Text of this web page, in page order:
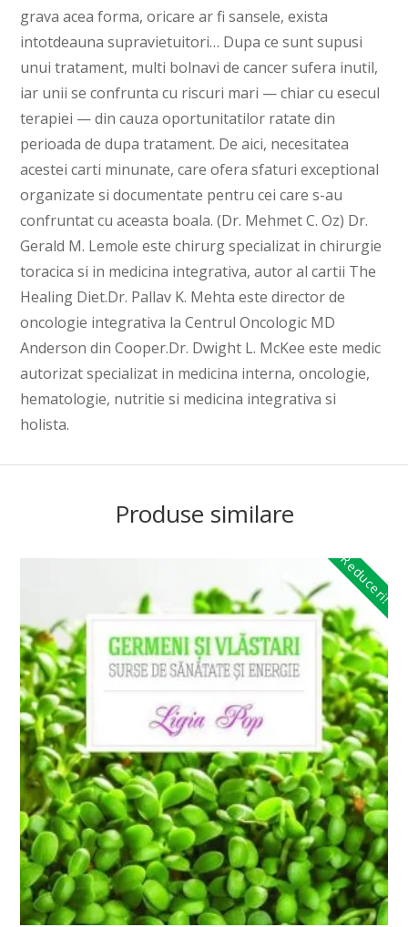
grava acea forma, oricare ar fi sansele, exista
intotdeauna supravietuitori… Dupa ce sunt supusi
unui tratament, multi bolnavi de cancer sufera inutil,
iar unii se confrunta cu riscuri mari — chiar cu esecul
terapiei — din cauza oportunitatilor ratate din
perioada de dupa tratament. De aici, necesitatea
acestei carti minunate, care ofera sfaturi exceptional
organizate si documentate pentru cei care s-au
confruntat cu aceasta boala. (Dr. Mehmet C. Oz) Dr.
Gerald M. Lemole este chirurg specializat in chirurgie
toracica si in medicina integrativa, autor al cartii The
Healing Diet.Dr. Pallav K. Mehta este director de
oncologie integrativa la Centrul Oncologic MD
Anderson din Cooper.Dr. Dwight L. McKee este medic
autorizat specializat in medicina interna, oncologie,
hematologie, nutritie si medicina integrativa si
holista.
Produse similare
Reduceri!